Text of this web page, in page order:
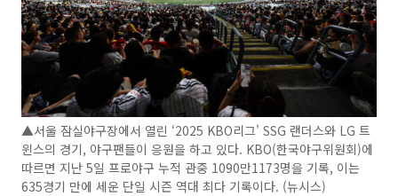
▲서울 잠실야구장에서 열린 ‘2025 KBO리그' SSG 랜더스와 LG 트
윈스의 경기, 야구팬들이 응원을 하고 있다. KBO(한국야구위원회)에
따르면 지난 5일 프로야구 누적 관중 1090만1173명을 기록, 이는
635경기 만에 세운 단일 시즌 역대 최다 기록이다. (뉴시스)